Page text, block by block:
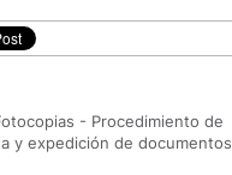
- Procedimiento de
y expedición de documentos